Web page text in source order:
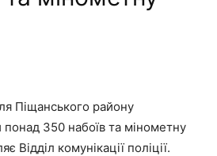
Піщанського району
понад 350 набоїв та мінометну
Відділ комунікації поліції.